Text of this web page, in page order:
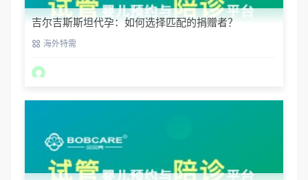
吉尔吉斯斯坦代孕：如何选择匹配的捐赠者？
海外特需